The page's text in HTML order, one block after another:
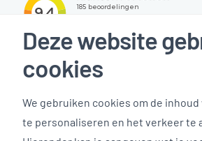
Deze website
cookies
We gebruiken cookies om de
te personaliseren en het verkeer te